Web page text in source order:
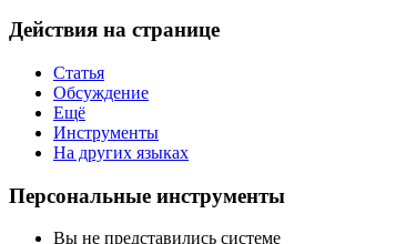
Действия на странице
Статья
Обсуждение
Ещё
Инструменты
На других языках
Персональные инструменты
Вы не представились системе